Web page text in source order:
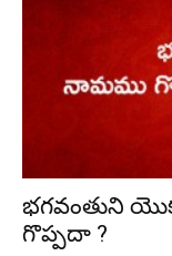
భగవంతుని
గొప్పదా ?